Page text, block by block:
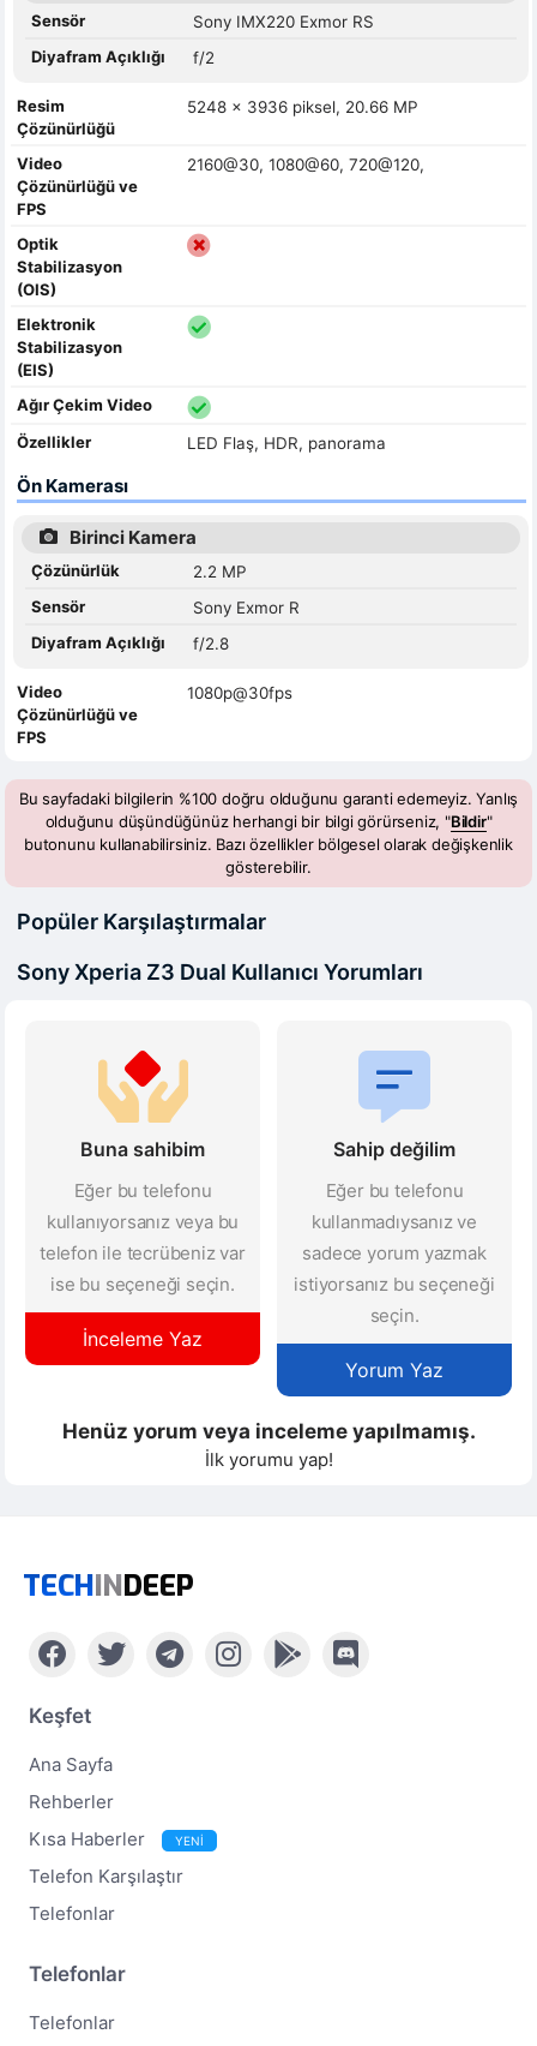
Sensör
Sony IMX220 Exmor RS
Diyafram Açıklığı
f/2
Resim
Çözünürlüğü
5248 x 3936 piksel, 20.66 MP
Video
Çözünürlüğü ve
FPS
2160@30, 1080@60, 720@120,
Optik
Stabilizasyon
(OIS)
Elektronik
Stabilizasyon
(EIS)
Ağır Çekim Video
Özellikler
LED Flaş, HDR, panorama
Ön Kamerası
Birinci Kamera
Çözünürlük
2.2 MP
Sensör
Sony Exmor R
Diyafram Açıklığı
f/2.8
Video
Çözünürlüğü ve
FPS
1080p@30fps
Bu sayfadaki bilgilerin %100 doğru olduğunu garanti edemeyiz. Yanlış
olduğunu düşündüğünüz herhangi bir bilgi görürseniz, "Bildir"
butonunu kullanabilirsiniz. Bazı özellikler bölgesel olarak değişkenlik
gösterebilir.
Popüler Karşılaştırmalar
Sony Xperia Z3 Dual Kullanıcı Yorumları
Buna sahibim
Eğer bu telefonu
kullanıyorsanız veya bu
telefon ile tecrübeniz var
ise bu seçeneği seçin.
İnceleme Yaz
Sahip değilim
Eğer bu telefonu
kullanmadıysanız ve
sadece yorum yazmak
istiyorsanız bu seçeneği
seçin.
Yorum Yaz
Henüz yorum veya inceleme yapılmamış.
İlk yorumu yap!
TECHINDEEP
Keşfet
Ana Sayfa
Rehberler
Kısa Haberler
YENİ
Telefon Karşılaştır
Telefonlar
Telefonlar
Telefonlar